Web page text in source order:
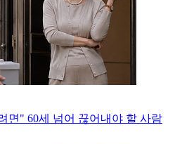
면" 60세 넘어 끊어내야 할 사람